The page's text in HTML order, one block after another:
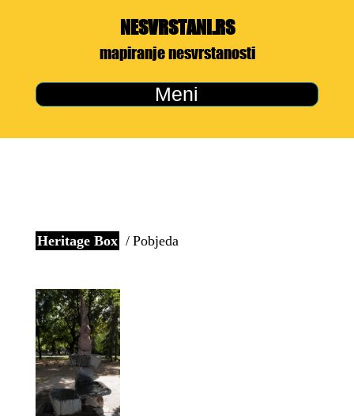
NESVRSTANI.RS
mapiranje nesvrstanosti
Meni
Heritage Box Pobjeda